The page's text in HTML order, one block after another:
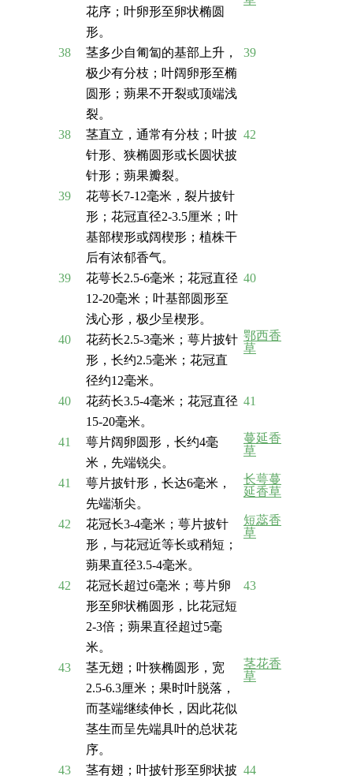
花序；叶卵形至卵状椭圆
形。
38
茎多少自匍匐的基部上升，
极少有分枝；叶阔卵形至椭
圆形；蒴果不开裂或顶端浅
裂。
39
38
茎直立，通常有分枝；叶披
针形、狭椭圆形或长圆状披
针形；蒴果瓣裂。
42
39
花萼长7-12毫米，裂片披针
形；花冠直径2-3.5厘米；叶
基部楔形或阔楔形；植株干
后有浓郁香气。
39
花萼长2.5-6毫米；花冠直径
12-20毫米；叶基部圆形至
浅心形，极少呈楔形。
40
40
花药长2.5-3毫米；萼片披针
形，长约2.5毫米；花冠直
径约12毫米。
鄂西香
草
40
花药长3.5-4毫米；花冠直径
15-20毫米。
41
41
萼片阔卵圆形，长约4毫
米，先端锐尖。
蔓延香
草
41
萼片披针形，长达6毫米，
先端渐尖。
长萼蔓
延香草
42
花冠长3-4毫米；萼片披针
形，与花冠近等长或稍短；
蒴果直径3.5-4毫米。
短蕊香
草
42
花冠长超过6毫米；萼片卵
形至卵状椭圆形，比花冠短
2-3倍；蒴果直径超过5毫
米。
43
43
茎无翅；叶狭椭圆形，宽
2.5-6.3厘米；果时叶脱落，
而茎端继续伸长，因此花似
茎生而呈先端具叶的总状花
序。
茎花香
草
43 茎有翅；叶披针形至卵状披 44